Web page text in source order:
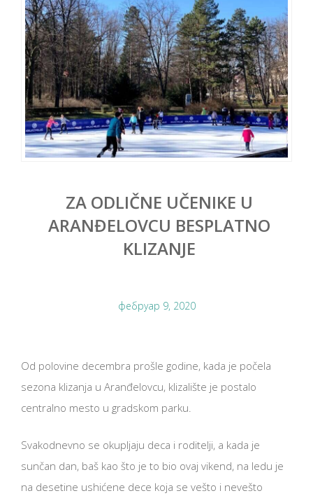
ZA ODLIČNE UČENIKE U
ARANĐELOVCU BESPLATNO
KLIZANJE
фебруар 9, 2020
Od polovine decembra prošle godine, kada je počela
sezona klizanja u Aranđelovcu, klizalište je postalo
centralno mesto u gradskom parku.
Svakodnevno se okupljaju deca i roditelji, a kada je
sunčan dan, baš kao što je to bio ovaj vikend, na ledu je
na desetine ushićene dece koja se vešto i nevešto